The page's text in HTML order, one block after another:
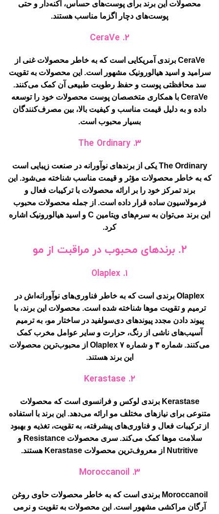
محصولات این برند برای پوست‌های حساس، آکنه‌دار و حتی
پوست‌های دچار اگزما مناسب هستند.
۲. CeraVe
CeraVe برندی آمریکایی است که به خاطر محصولات غنی از
سرامید و اسید هیالورونیک مشهور است. این محصولات به تقویت
سد محافظتی پوست و حفظ رطوبت طبیعی آن کمک می‌کنند.
CeraVe با همکاری متخصصان پوست محصولات خود را توسعه
داده و به دلیل قیمت مناسب و کیفیت بالا، بین مصرف‌کنندگان
بسیار محبوب است.
۳. The Ordinary
The Ordinary یکی از برندهای نوآورانه در صنعت زیبایی است
که به خاطر محصولات مؤثر و قیمت مناسب شناخته می‌شود. این
برند تمرکز خود را بر ارائه محصولات با ترکیبات فعال و
فرمولاسیون ساده قرار داده است. از جمله محصولات محبوب
این برند می‌توان به سرم‌های ویتامین C و اسید هیالورونیک اشاره
کرد.
۲. برندهای محبوب در مراقبت از مو
۱. Olaplex
Olaplex برندی است که به خاطر فناوری‌های نوآورانه‌اش در
ترمیم و تقویت موها شناخته شده است. محصولات این برند، با
پیوند دادن مجدد پیوندهای دی‌سولفید در ساختار مو، به ترمیم
آسیب‌های ناشی از رنگ، حرارت و سایر عوامل مخرب کمک
می‌کنند. شماره ۳ و شماره ۷ Olaplex از محبوب‌ترین محصولات
این برند هستند.
۲. Kerastase
Kerastase برندی لوکس و فرانسوی است که محصولات
متنوعی برای نیازهای مختلف مو ارائه می‌دهد. این برند با استفاده
از ترکیبات فعال و فناوری‌های پیشرفته، به تقویت، تغذیه و بهبود
سلامت موها کمک می‌کند. سری محصولات Resistance و
Nutritive از معروف‌ترین محصولات Kerastase هستند.
3. Moroccanoil
Moroccanoil برندی است که به خاطر محصولات حاوی روغن
آرگان مراکشی مشهور است. این محصولات به تقویت و نرمی